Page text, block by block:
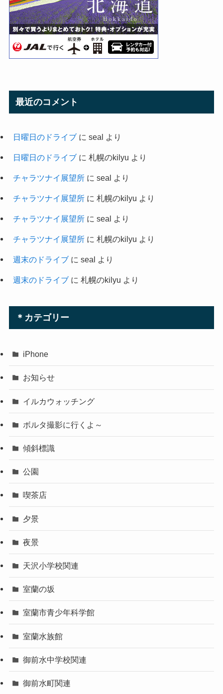
最近のコメント
日曜日のドライブに seal より
日曜日のドライブに 札幌のkilyu より
チャラツナイ展望所に seal より
チャラツナイ展望所に 札幌のkilyu より
チャラツナイ展望所に seal より
チャラツナイ展望所に 札幌のkilyu より
週末のドライブに seal より
週末のドライブに 札幌のkilyu より
＊カテゴリー
iPhone
お知らせ
イルカウォッチング
ボルタ撮影に行くよ～
傾斜標識
公園
喫茶店
夕景
夜景
天沢小学校関連
室蘭の坂
室蘭市青少年科学館
室蘭水族館
御前水中学校関連
御前水町関連